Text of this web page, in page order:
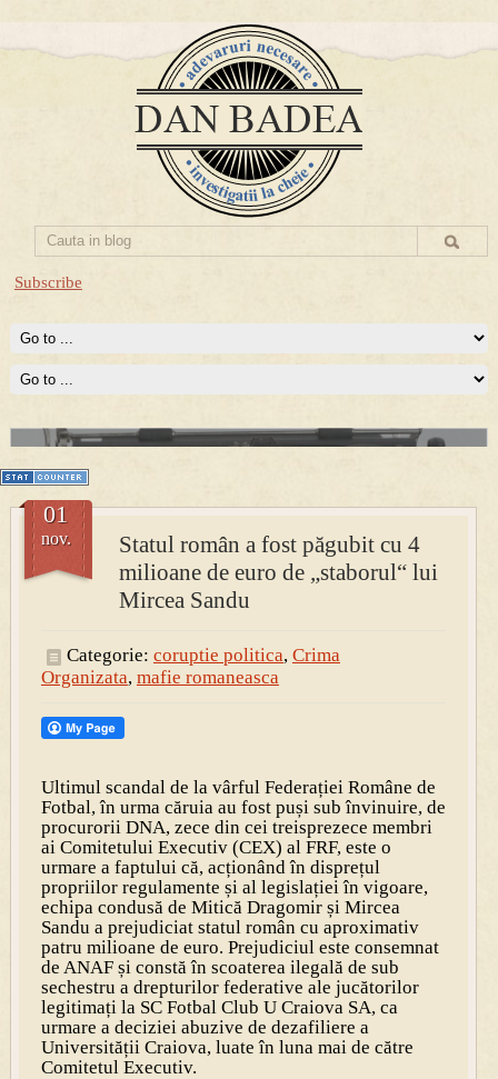
Subscribe
PRESA
Permise pentru vânătoarea de porci în costume, cu gulere albe
Prima mea carte publicata (Nemira)
Averea Presedintelui: prima lucrare despre controversatele
conturi secrete ale Securitatii.
Statul român a fost păgubit cu 4
milioane de euro de „staborul“ lui
Mircea Sandu
01
nov.
Categorie: coruptie politica, Crima
Organizata, mafie romaneasca
Ultimul scandal de la vârful Federației Române de
Fotbal, în urma căruia au fost puși sub învinuire, de
procurorii DNA, zece din cei treisprezece membri
ai Comitetului Executiv (CEX) al FRF, este o
urmare a faptului că, acționând în disprețul
propriilor regulamente și al legislației în vigoare,
echipa condusă de Mitică Dragomir și Mircea
Sandu a prejudiciat statul român cu aproximativ
patru milioane de euro. Prejudiciul este consemnat
de ANAF și constă în scoaterea ilegală de sub
sechestru a drepturilor federative ale jucătorilor
legitimați la SC Fotbal Club U Craiova SA, ca
urmare a deciziei abuzive de dezafiliere a
Universității Craiova, luate în luna mai de către
Comitetul Executiv.